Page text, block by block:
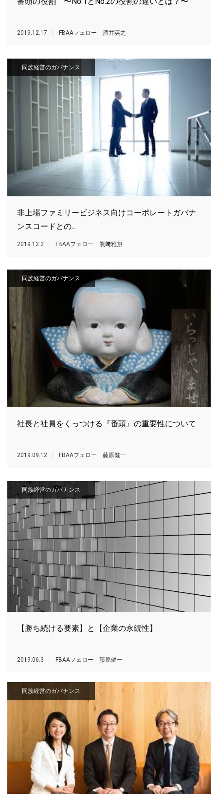
2019.12.17 FBAAフェロー 酒井英之
同族経営のガバナンス
非上場ファミリービジネス向けコーポレートガバナ
ンスコードとの...
2019.12.2 FBAAフェロー 熊﨑雅規
同族経営のガバナンス
社長と社員をくっつける『番頭』の重要性について
2019.09.12 FBAAフェロー 藤原健一
同族経営のガバナンス
【勝ち続ける要素】と【企業の永続性】
2019.06.3 FBAAフェロー 藤原健一
同族経営のガバナンス